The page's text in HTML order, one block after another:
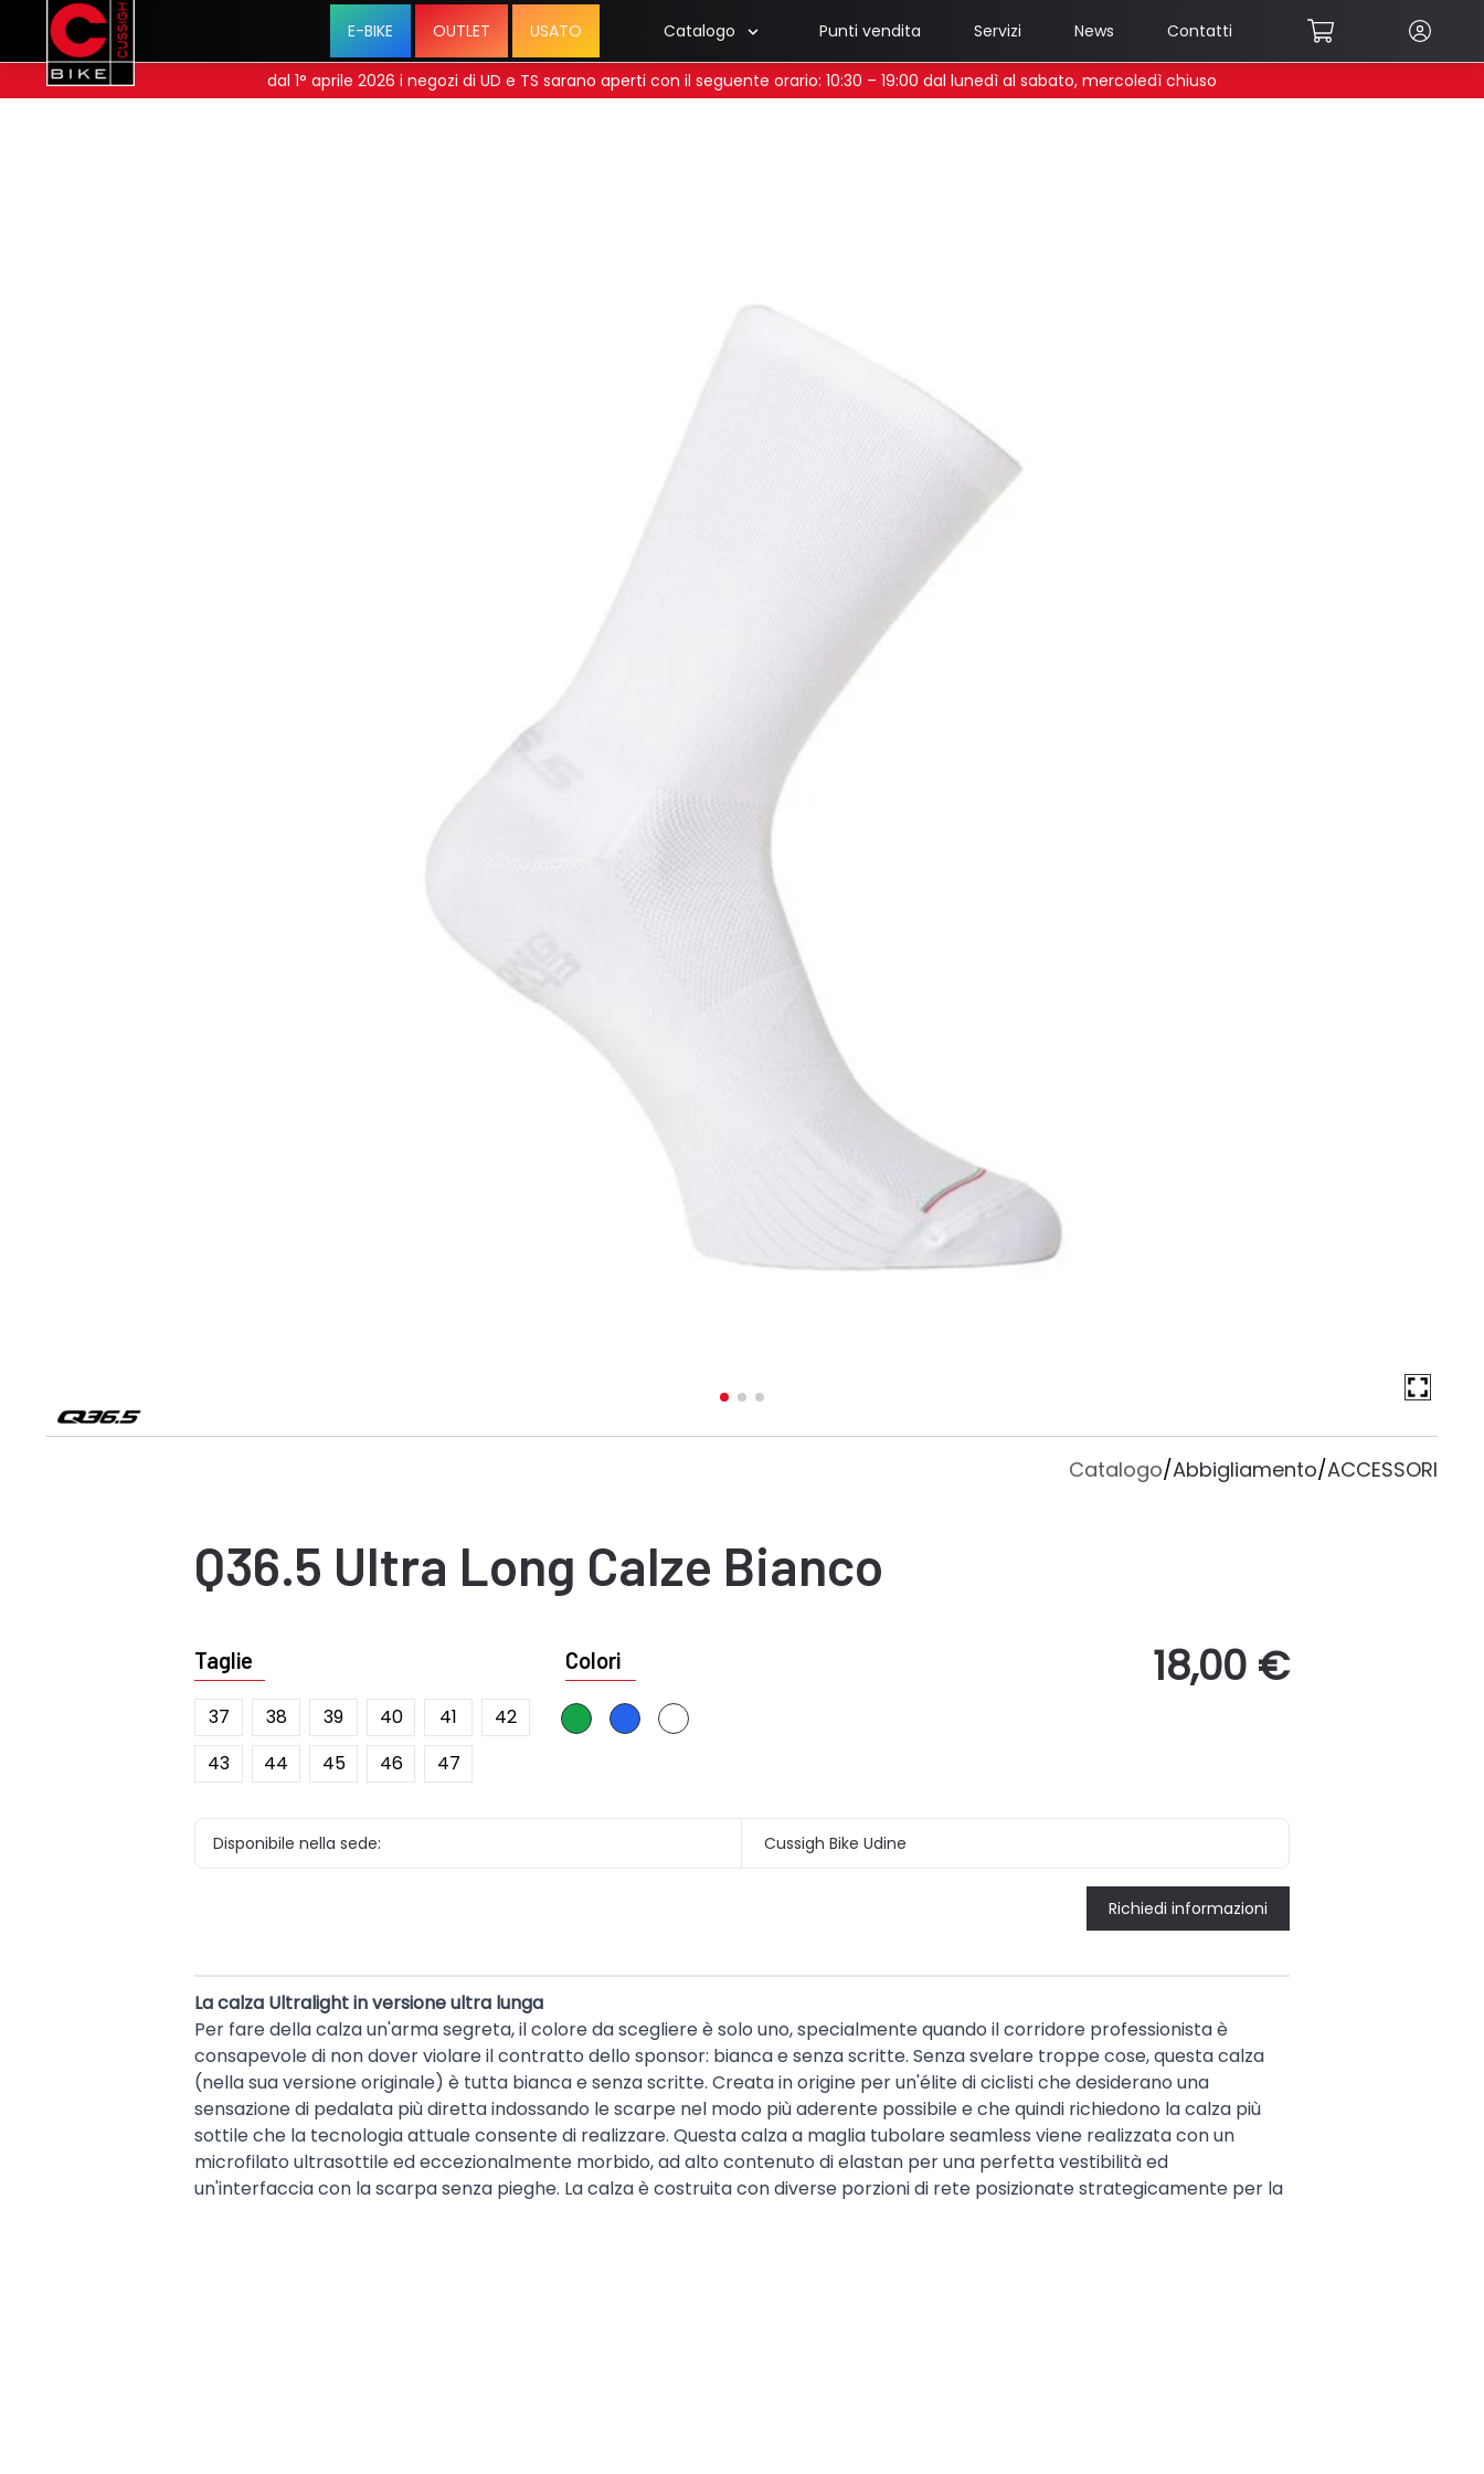
E-BIKE OUTLET USATO Catalogo Punti vendita Servizi News Contatti
dal 1° aprile 2026 i negozi di UD e TS sarano aperti con il seguente orario: 10:30 – 19:00 dal lunedì al sabato, mercoledì chiuso
Catalogo/Abbigliamento/ACCESSORI
Q36.5 Ultra Long Calze Bianco
Taglie
37 38 39 40 41
42
43
44 45 46 47
Colori 18,00 €
Disponibile nella sede: Cussigh Bike Udine
Richiedi informazioni
La calza Ultralight in versione ultra lunga
Per fare della calza un'arma segreta, il colore da scegliere è solo uno, specialmente quando il corridore professionista è
consapevole di non dover violare il contratto dello sponsor: bianca e senza scritte. Senza svelare troppe cose, questa calza
(nella sua versione originale) è tutta bianca e senza scritte. Creata in origine per un'élite di ciclisti che desiderano una
sensazione di pedalata più diretta indossando le scarpe nel modo più aderente possibile e che quindi richiedono la calza più
sottile che la tecnologia attuale consente di realizzare. Questa calza a maglia tubolare seamless viene realizzata con un
microfilato ultrasottile ed eccezionalmente morbido, ad alto contenuto di elastan per una perfetta vestibilità ed
un'interfaccia con la scarpa senza pieghe. La calza è costruita con diverse porzioni di rete posizionate strategicamente per la